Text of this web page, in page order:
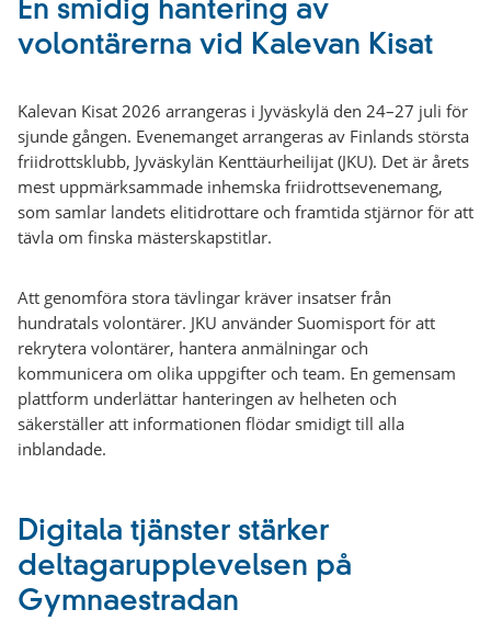
En smidig hantering av
volontärerna vid Kalevan Kisat
Kalevan Kisat 2026 arrangeras i Jyväskylä den 24–27 juli för
sjunde gången. Evenemanget arrangeras av Finlands största
friidrottsklubb, Jyväskylän Kenttäurheilijat (JKU). Det är årets
mest uppmärksammade inhemska friidrottsevenemang,
som samlar landets elitidrottare och framtida stjärnor för att
tävla om finska mästerskapstitlar.
Att genomföra stora tävlingar kräver insatser från
hundratals volontärer. JKU använder Suomisport för att
rekrytera volontärer, hantera anmälningar och
kommunicera om olika uppgifter och team. En gemensam
plattform underlättar hanteringen av helheten och
säkerställer att informationen flödar smidigt till alla
inblandade.
Digitala tjänster stärker
deltagarupplevelsen på
Gymnaestradan